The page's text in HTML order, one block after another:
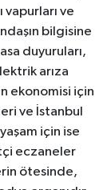
ve
bilgisine
duyuruları,
arıza
ekonomisi için
ve İstanbul
için ise
eczaneler
ötesinde,